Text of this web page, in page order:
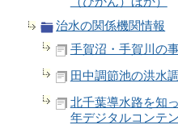
治水の関係機関情報
手賀沼・手賀川の
田中調節池の洪水
北千葉導水路を知
年デジタルコンテ